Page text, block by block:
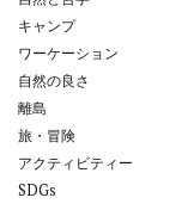
キャンプ
ワーケーション
自然の良さ
離島
旅・冒険
アクティビティー
SDGs